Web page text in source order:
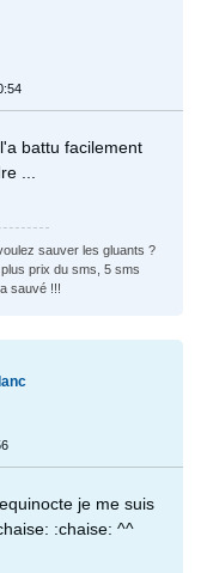
battu facilement
...
sauver les gluants ?
prix du sms, 5 sms
sauvé !!!
je me suis
:chaise: ^^